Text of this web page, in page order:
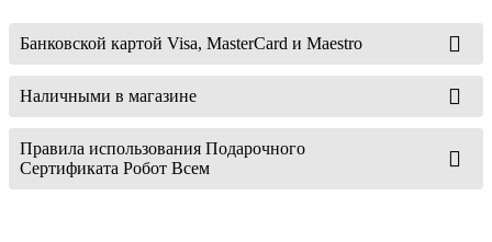
Банковской картой Visa, MasterCard и Maestro
Наличными в магазине
Правила использования Подарочного
Сертификата Робот Всем